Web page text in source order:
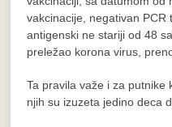
vakcinacije, negativan
antigenski ne stariji od 48
preležao korona virus,
Ta pravila važe i za putnike
njih su izuzeta jedino deca